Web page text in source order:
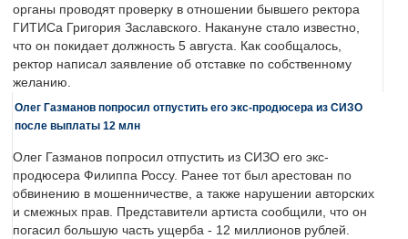
органы проводят проверку в отношении бывшего ректора
ГИТИСа Григория Заславского. Накануне стало известно,
что он покидает должность 5 августа. Как сообщалось,
ректор написал заявление об отставке по собственному
желанию.
Олег Газманов попросил отпустить его экс-продюсера из СИЗО
после выплаты 12 млн
Олег Газманов попросил отпустить из СИЗО его экс-
продюсера Филиппа Россу. Ранее тот был арестован по
обвинению в мошенничестве, а также нарушении авторских
и смежных прав. Представители артиста сообщили, что он
погасил большую часть ущерба - 12 миллионов рублей.